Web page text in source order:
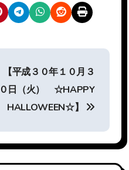
【平成３０年１０月３
０日（火） ☆HAPPY
HALLOWEEN☆】